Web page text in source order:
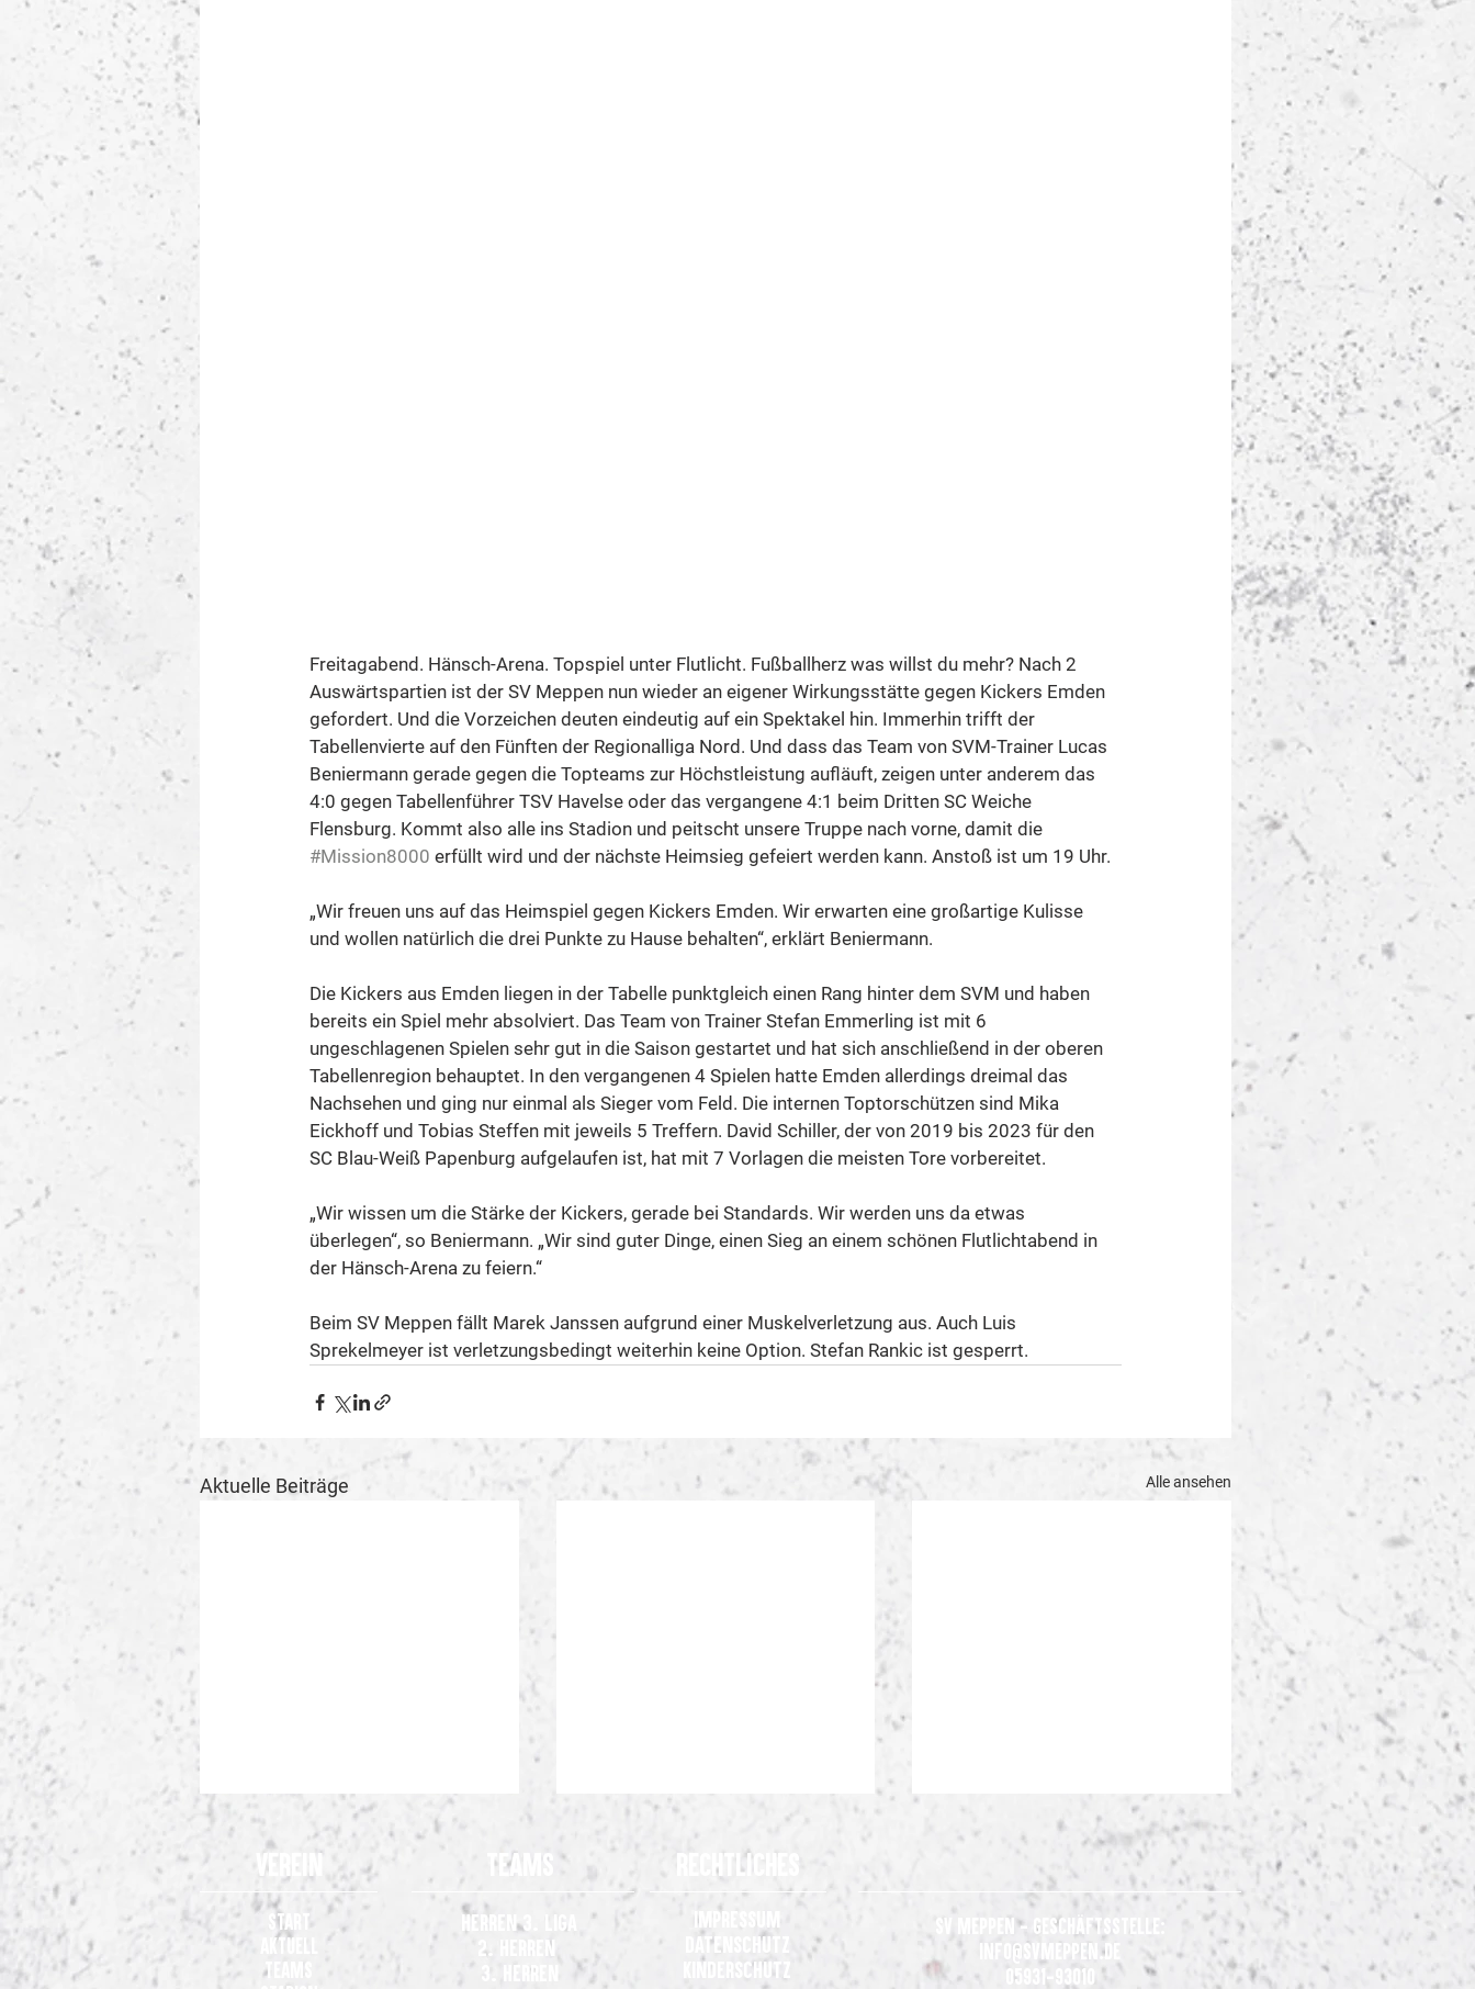
Freitagabend. Hänsch-Arena. Topspiel unter Flutlicht. Fußballherz was willst du mehr? Nach 2
Auswärtspartien ist der SV Meppen nun wieder an eigener Wirkungsstätte gegen Kickers Emden
gefordert. Und die Vorzeichen deuten eindeutig auf ein Spektakel hin. Immerhin trifft der
Tabellenvierte auf den Fünften der Regionalliga Nord. Und dass das Team von SVM-Trainer Lucas
Beniermann gerade gegen die Topteams zur Höchstleistung aufläuft, zeigen unter anderem das
4:0 gegen Tabellenführer TSV Havelse oder das vergangene 4:1 beim Dritten SC Weiche
Flensburg. Kommt also alle ins Stadion und peitscht unsere Truppe nach vorne, damit die
#Mission8000 erfüllt wird und der nächste Heimsieg gefeiert werden kann. Anstoß ist um 19 Uhr.
„Wir freuen uns auf das Heimspiel gegen Kickers Emden. Wir erwarten eine großartige Kulisse
und wollen natürlich die drei Punkte zu Hause behalten“, erklärt Beniermann.
Die Kickers aus Emden liegen in der Tabelle punktgleich einen Rang hinter dem SVM und haben
bereits ein Spiel mehr absolviert. Das Team von Trainer Stefan Emmerling ist mit 6
ungeschlagenen Spielen sehr gut in die Saison gestartet und hat sich anschließend in der oberen
Tabellenregion behauptet. In den vergangenen 4 Spielen hatte Emden allerdings dreimal das
Nachsehen und ging nur einmal als Sieger vom Feld. Die internen Toptorschützen sind Mika
Eickhoff und Tobias Steffen mit jeweils 5 Treffern. David Schiller, der von 2019 bis 2023 für den
SC Blau-Weiß Papenburg aufgelaufen ist, hat mit 7 Vorlagen die meisten Tore vorbereitet.
„Wir wissen um die Stärke der Kickers, gerade bei Standards. Wir werden uns da etwas
überlegen“, so Beniermann. „Wir sind guter Dinge, einen Sieg an einem schönen Flutlichtabend in
der Hänsch-Arena zu feiern.“
Beim SV Meppen fällt Marek Janssen aufgrund einer Muskelverletzung aus. Auch Luis
Sprekelmeyer ist verletzungsbedingt weiterhin keine Option. Stefan Rankic ist gesperrt.
Aktuelle Beiträge Alle ansehen
Verein
Start
Aktuell
Teams
Teams
Herren 3. Liga
2. Herren
3. Herren
Rechtliches
Impressum
Datenschutz
Kinderschutz
SV Meppen - Geschäftsstelle:
Info@svmeppen.de
05931-93010